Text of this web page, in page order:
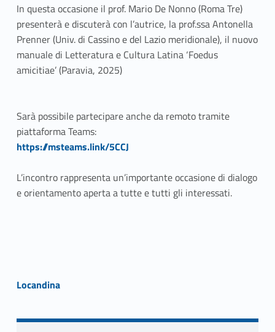
In questa occasione il prof. Mario De Nonno (Roma Tre)
presenterà e discuterà con l’autrice, la prof.ssa Antonella
Prenner (Univ. di Cassino e del Lazio meridionale), il nuovo
manuale di Letteratura e Cultura Latina ‘Foedus
amicitiae’ (Paravia, 2025)
Sarà possibile partecipare anche da remoto tramite
piattaforma Teams:
Link identifier #identifier__175216-1https://msteams.link/5CCJ
L’incontro rappresenta un’importante occasione di dialogo
e orientamento aperta a tutte e tutti gli interessati.
Link identifier #identifier__158776-2Locandina